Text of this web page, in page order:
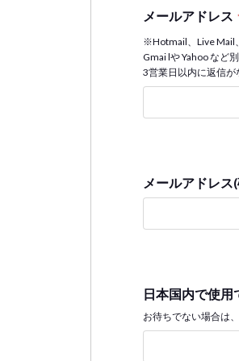
メールアドレス
※Hotmail、Live Mail
Gmai lや Yahoo など
3営業日以内に返信が
メールアドレス
日本国内で使用
お待ちでない場合は